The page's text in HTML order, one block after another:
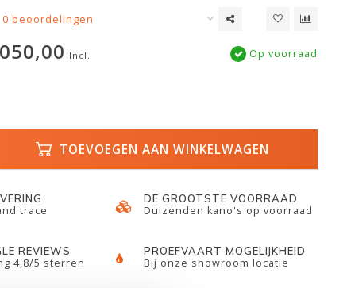
0 beoordelingen
Incl.
Op voorraad
TOEVOEGEN AAN WINKELWAGEN
trace
DE GROOTSTE VOORRAAD
Duizenden kano's op voorraad
REVIEWS
4,8/5 sterren
PROEFVAART MOGELIJKHEID
Bij onze showroom locatie